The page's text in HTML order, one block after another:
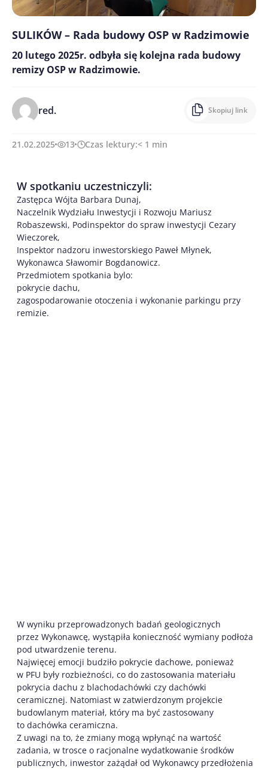
SULIKÓW – Rada budowy OSP w Radzimowie
20 lutego 2025r. odbyła się kolejna rada budowy
remizy OSP w Radzimowie.
red. Skopiuj link
21.02.2025 13 Czas lektury:< 1 min
W spotkaniu uczestniczyli:
Zastępca Wójta Barbara Dunaj,
Naczelnik Wydziału Inwestycji i Rozwoju Mariusz
Robaszewski, Podinspektor do spraw inwestycji Cezary
Wieczorek,
Inspektor nadzoru inwestorskiego Paweł Młynek,
Wykonawca Sławomir Bogdanowicz.
Przedmiotem spotkania bylo:
pokrycie dachu,
zagospodarowanie otoczenia i wykonanie parkingu przy
remizie.
W wyniku przeprowadzonych badań geologicznych
przez Wykonawcę, wystąpiła konieczność wymiany podłoża
pod utwardzenie terenu.
Najwięcej emocji budziło pokrycie dachowe, ponieważ
w PFU były rozbieżności, co do zastosowania materiału
pokrycia dachu z blachodachówki czy dachówki
ceramicznej. Natomiast w zatwierdzonym projekcie
budowlanym materiał, który ma być zastosowany
to dachówka ceramiczna.
Z uwagi na to, że zmiany mogą wpłynąć na wartość
zadania, w trosce o racjonalne wydatkowanie środków
publicznych, inwestor zażądał od Wykonawcy przedłożenia